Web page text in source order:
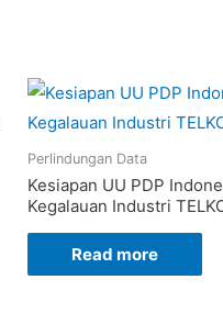
Perlindungan Data
Kesiapan UU PDP
Kegalauan Industri
Read more